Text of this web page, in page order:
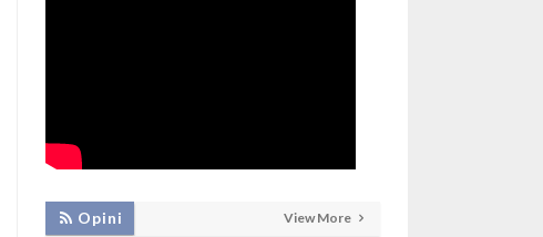
Opini View More
PEMBIASAAN SHALAT DHUHA DAN